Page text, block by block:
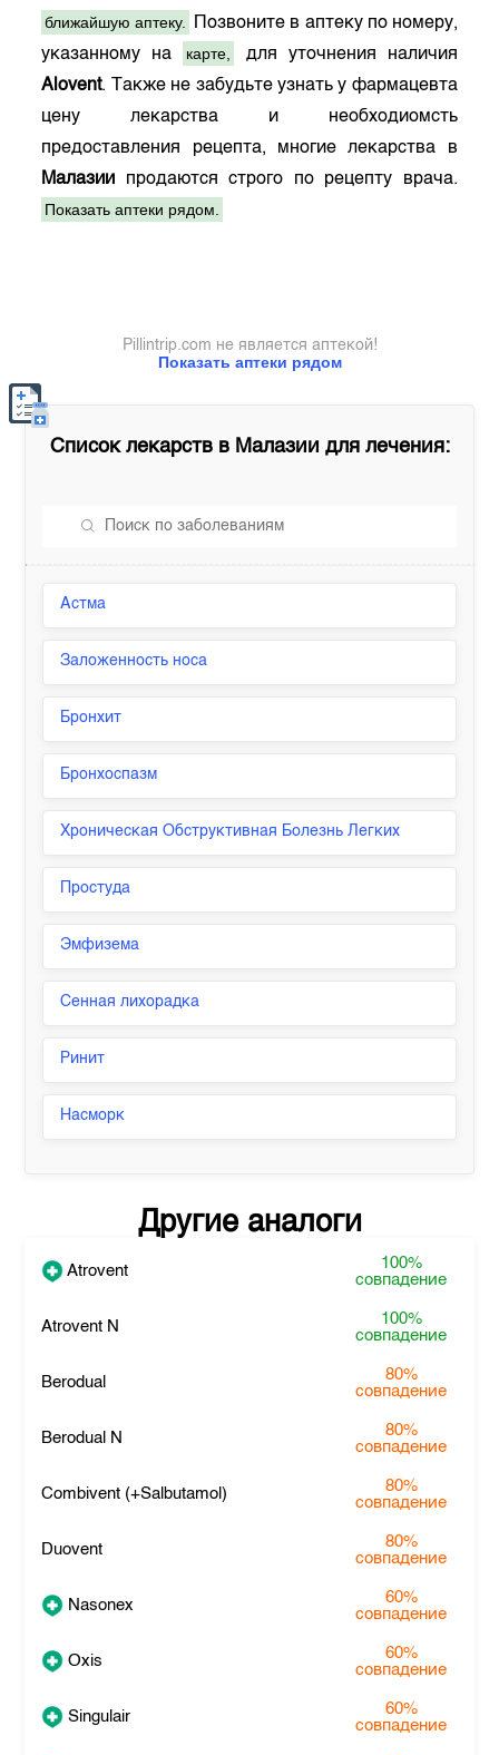
ближайшую аптеку.
Позвоните в аптеку по номеру,
указанному на
карте,
для уточнения наличия
Alovent. Также не забудьте узнать у фармацевта
цену лекарства и необходиомсть
предоставления рецепта, многие лекарства в
Малазии продаются строго по рецепту врача.
Показать аптеки рядом.
Показать аптеки рядом
Pillintrip.com не является аптекой!
Список лекарств в Малазии для лечения:
Астма
Заложенность носа
Бронхит
Бронхоспазм
Хроническая Обструктивная Болезнь Легких
Простуда
Эмфизема
Сенная лихорадка
Ринит
Насморк
Другие аналоги
Atrovent
100%
совпадение
Atrovent N
100%
совпадение
Berodual
80%
совпадение
Berodual N
80%
совпадение
Combivent (+Salbutamol)
80%
совпадение
Duovent
80%
совпадение
Nasonex
60%
совпадение
Oxis
60%
совпадение
Singulair
60%
совпадение